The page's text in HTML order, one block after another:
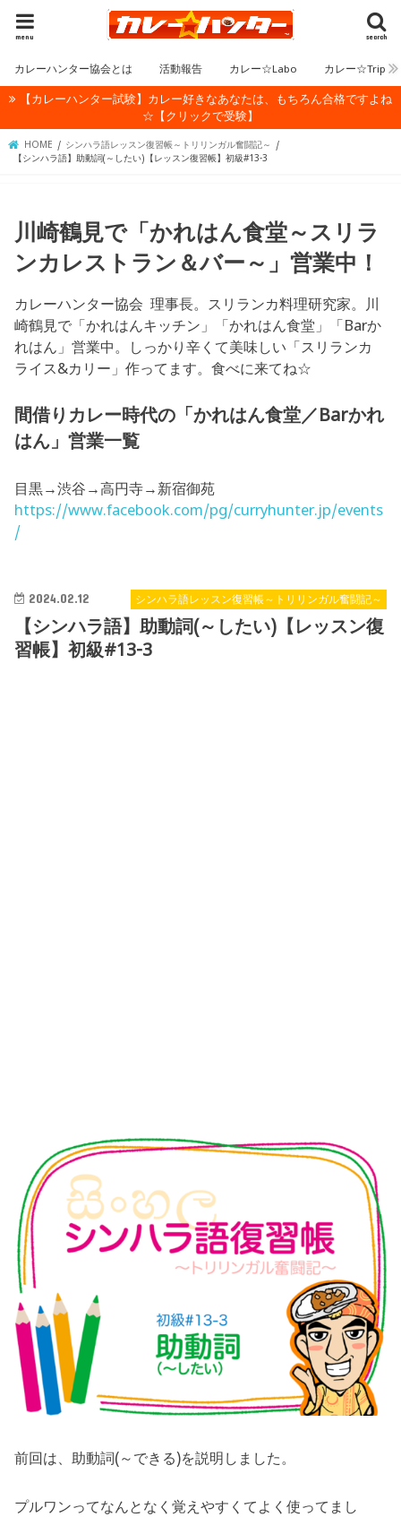
search
menu
カレーハンター協会とは 活動報告 カレー☆Labo カレー☆Trip
【カレーハンター試験】カレー好きなあなたは、もちろん合格ですよね
☆【クリックで受験】
HOME
シンハラ語レッスン復習帳～トリリンガル奮闘記～
【シンハラ語】助動詞(～したい)【レッスン復習帳】初級#13-3
川崎鶴見で「かれはん食堂～スリラ
ンカレストラン＆バー～」営業中！
カレーハンター協会 理事長。スリランカ料理研究家。川
崎鶴見で「かれはんキッチン」「かれはん食堂」「Barか
れはん」営業中。しっかり辛くて美味しい「スリランカ
ライス&カリー」作ってます。食べに来てね☆
間借りカレー時代の「かれはん食堂／Barかれ
はん」営業一覧
目黒→渋谷→高円寺→新宿御苑
https://www.facebook.com/pg/curryhunter.jp/events
/
シンハラ語レッスン復習帳～トリリンガル奮闘記～
2024.02.12
【シンハラ語】助動詞(～したい)【レッスン復
習帳】初級#13-3
前回は、助動詞(～できる)を説明しました。
プルワンってなんとなく覚えやすくてよく使ってまし